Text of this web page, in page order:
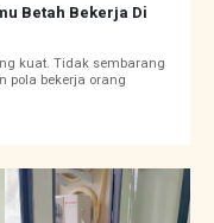
Betah Bekerja Di
kuat. Tidak sembarang
pola bekerja orang